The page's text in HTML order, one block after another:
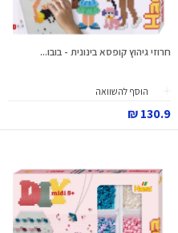
חרוזי גיהוץ קופסא בינונית - בובו...
הוסף להשוואה
130.9 ₪